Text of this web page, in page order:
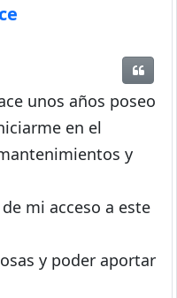
unos años poseo
en el
y
mi acceso a este
y poder aportar